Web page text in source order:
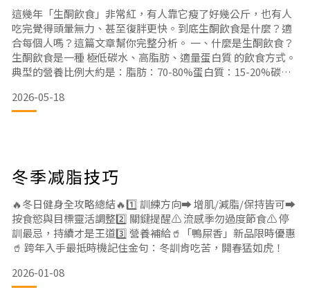
這幾年「生酮飲食」非常紅，有人靠它瘦了好幾公斤，也有人
吃完覺得頭暈無力、甚至復胖更快。到底生酮飲食是什麼？適
合每個人嗎？這篇文章幫你完整分析。 一、什麼是生酮飲食？
生酮飲食是一種 極低碳水、高脂肪、適量蛋白質 的飲食方式。
典型的營養比例大約是：脂肪：70-80%蛋白質：15-20%碳水
當碳水攝取極低時，身體會從燃燒「葡萄糖」轉為燃燒「脂
肪」，產生酮體作為替代能源，這就是「生酮」名稱的由來。
2026-05-18
冬季减脂技巧
🔥冬日健身全攻略總結🔥1️⃣ 訓練方向➡️ 增肌/減脂/保持皆可➡️
按食慾與目標靈活調整2️⃣ 關鍵提醒⚠️ 流感季勿過度節食⚠️ 停
訓最忌，持續才是王道3️⃣ 營養補給🥤「鴨屎香」新品限時優惠
🥤 跨年入手最抵時機記住金句：冬訓肯吃苦，開春猛如虎！
2026-01-08